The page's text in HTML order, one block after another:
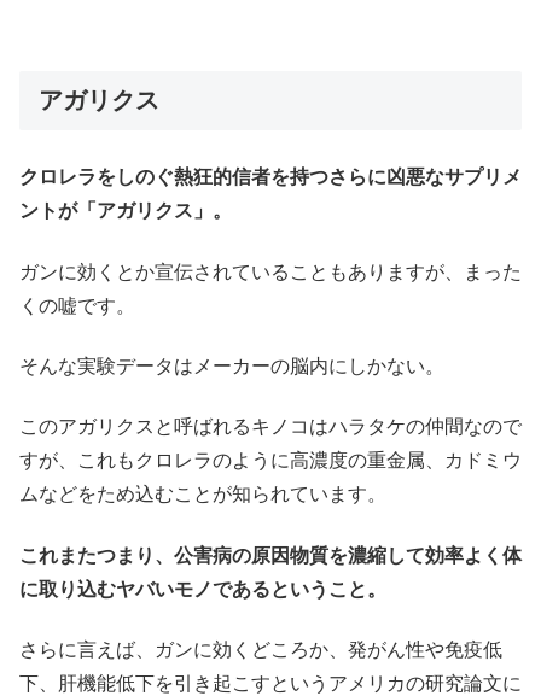
アガリクス
クロレラをしのぐ熱狂的信者を持つさらに凶悪なサプリメ
ントが「アガリクス」。
ガンに効くとか宣伝されていることもありますが、まった
くの嘘です。
そんな実験データはメーカーの脳内にしかない。
このアガリクスと呼ばれるキノコはハラタケの仲間なので
すが、これもクロレラのように高濃度の重金属、カドミウ
ムなどをため込むことが知られています。
これまたつまり、公害病の原因物質を濃縮して効率よく体
に取り込むヤバいモノであるということ。
さらに言えば、ガンに効くどころか、発がん性や免疫低
下、肝機能低下を引き起こすというアメリカの研究論文に